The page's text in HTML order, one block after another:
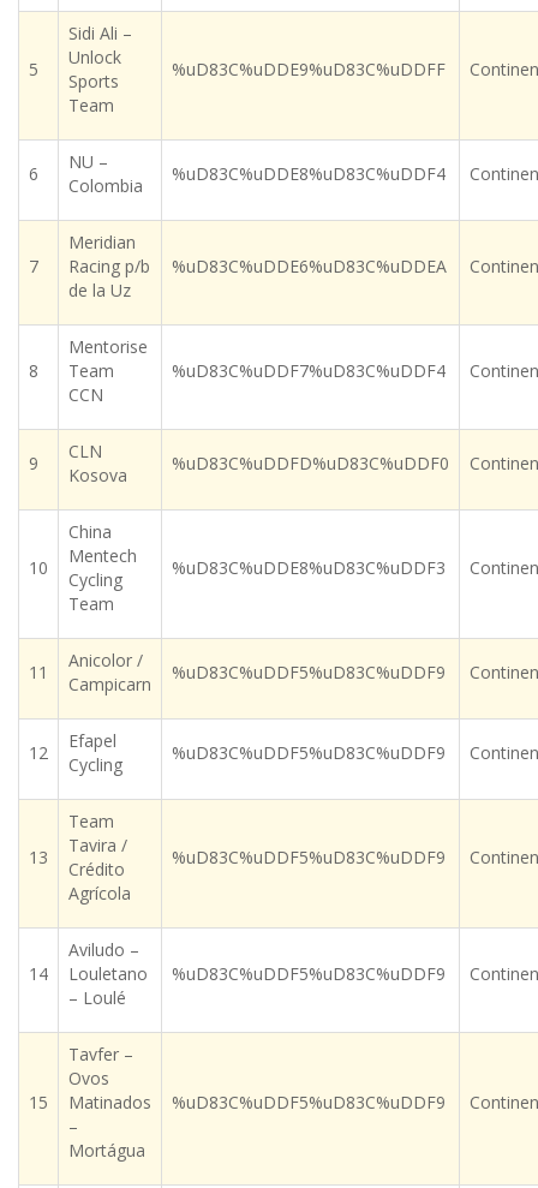
5
Sidi Ali –
Unlock
Sports
Team
%uD83C%uDDE9%uD83C%uDDFF
6
NU –
Colombia
%uD83C%uDDE8%uD83C%uDDF4
7
Meridian
Racing p/b
de la Uz
%uD83C%uDDE6%uD83C%uDDEA
8
Mentorise
Team
CCN
%uD83C%uDDF7%uD83C%uDDF4
9
CLN
Kosova
%uD83C%uDDFD%uD83C%uDDF0
10
China
Mentech
Cycling
Team
%uD83C%uDDE8%uD83C%uDDF3
11
Anicolor /
Campicarn
%uD83C%uDDF5%uD83C%uDDF9
12
Efapel
Cycling
%uD83C%uDDF5%uD83C%uDDF9
13
Team
Tavira /
Crédito
Agrícola
%uD83C%uDDF5%uD83C%uDDF9
14
Aviludo –
Louletano
– Loulé
%uD83C%uDDF5%uD83C%uDDF9
15
Tavfer –
Ovos
Matinados
–
Mortágua
%uD83C%uDDF5%uD83C%uDDF9